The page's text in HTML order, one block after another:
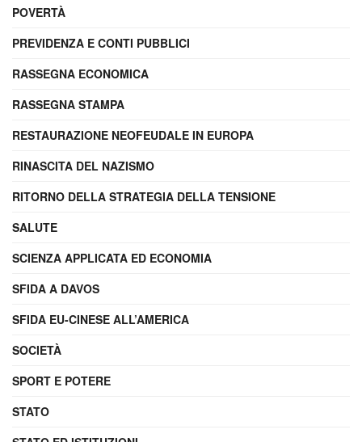
POVERTÀ
PREVIDENZA E CONTI PUBBLICI
RASSEGNA ECONOMICA
RASSEGNA STAMPA
RESTAURAZIONE NEOFEUDALE IN EUROPA
RINASCITA DEL NAZISMO
RITORNO DELLA STRATEGIA DELLA TENSIONE
SALUTE
SCIENZA APPLICATA ED ECONOMIA
SFIDA A DAVOS
SFIDA EU-CINESE ALL’AMERICA
SOCIETÀ
SPORT E POTERE
STATO